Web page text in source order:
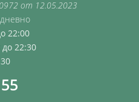
от 12.05.2023
22:00
до 22:30